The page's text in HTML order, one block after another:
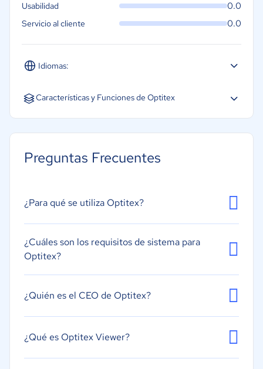
Idiomas:
Español Inglés
Usabilidad 0.0
Servicio al cliente 0.0
Características y Funciones de Optitex
Gestión de proveedores
Herramientas CAD
Preguntas Frecuentes
¿Para qué se utiliza Optitex?
¿Cuáles son los requisitos de sistema para
Optitex?
¿Quién es el CEO de Optitex?
¿Qué es Optitex Viewer?